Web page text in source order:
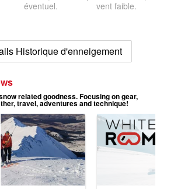
éventuel.
vent faible.
Historique d'enneigement